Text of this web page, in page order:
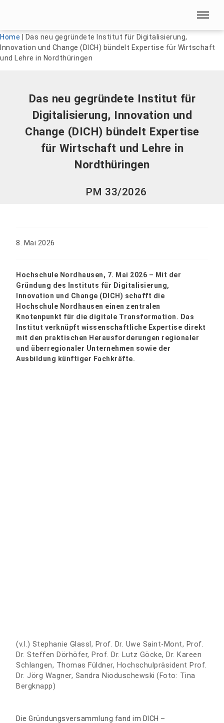
Menü überspringen
Home
Das neu gegründete Institut für Digitalisierung,
Innovation und Change (DICH) bündelt Expertise für Wirtschaft
und Lehre in Nordthüringen
Das neu gegründete Institut für
Digitalisierung, Innovation und
Change (DICH) bündelt Expertise
für Wirtschaft und Lehre in
Nordthüringen
PM 33/2026
8. Mai 2026
Hochschule Nordhausen, 7. Mai 2026 – Mit der
Gründung des Instituts für Digitalisierung,
Innovation und Change (DICH) schafft die
Hochschule Nordhausen einen zentralen
Knotenpunkt für die digitale Transformation. Das
Institut verknüpft wissenschaftliche Expertise direkt
mit den praktischen Herausforderungen regionaler
und überregionaler Unternehmen sowie der
Ausbildung künftiger Fachkräfte.
(v.l.) Stephanie Glassl, Prof. Dr. Uwe Saint-Mont, Prof.
Dr. Steffen Dörhöfer, Prof. Dr. Lutz Göcke, Dr. Kareen
Schlangen, Thomas Füldner, Hochschulpräsident Prof.
Dr. Jörg Wagner, Sandra Nioduschewski (Foto: Tina
Bergknapp)
Die Gründungsversammlung fand im DICH –